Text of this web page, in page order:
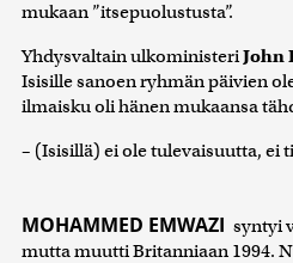
mukaan ”itsepuolustusta”.
Yhdysvaltain ulkoministeriJohn
Isisille sanoen ryhmän päivien
ilmaisku oli hänen mukaansa
– (Isisillä) ei ole tulevaisuutta, ei
MOHAMMED EMWAZI syntyi
mutta muutti Britanniaan 1994.